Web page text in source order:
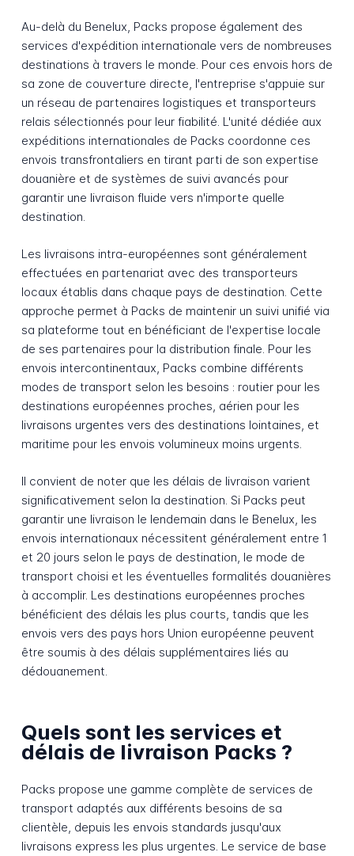
Au-delà du Benelux, Packs propose également des
services d'expédition internationale vers de nombreuses
destinations à travers le monde. Pour ces envois hors de
sa zone de couverture directe, l'entreprise s'appuie sur
un réseau de partenaires logistiques et transporteurs
relais sélectionnés pour leur fiabilité. L'unité dédiée aux
expéditions internationales de Packs coordonne ces
envois transfrontaliers en tirant parti de son expertise
douanière et de systèmes de suivi avancés pour
garantir une livraison fluide vers n'importe quelle
destination.
Les livraisons intra-européennes sont généralement
effectuées en partenariat avec des transporteurs
locaux établis dans chaque pays de destination. Cette
approche permet à Packs de maintenir un suivi unifié via
sa plateforme tout en bénéficiant de l'expertise locale
de ses partenaires pour la distribution finale. Pour les
envois intercontinentaux, Packs combine différents
modes de transport selon les besoins : routier pour les
destinations européennes proches, aérien pour les
livraisons urgentes vers des destinations lointaines, et
maritime pour les envois volumineux moins urgents.
Il convient de noter que les délais de livraison varient
significativement selon la destination. Si Packs peut
garantir une livraison le lendemain dans le Benelux, les
envois internationaux nécessitent généralement entre 1
et 20 jours selon le pays de destination, le mode de
transport choisi et les éventuelles formalités douanières
à accomplir. Les destinations européennes proches
bénéficient des délais les plus courts, tandis que les
envois vers des pays hors Union européenne peuvent
être soumis à des délais supplémentaires liés au
dédouanement.
Quels sont les services et
délais de livraison Packs ?
Packs propose une gamme complète de services de
transport adaptés aux différents besoins de sa
clientèle, depuis les envois standards jusqu'aux
livraisons express les plus urgentes. Le service de base